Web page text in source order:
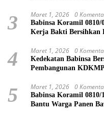
3 Maret 1, 2026 0
Babinsa Koramil 0810/
Kerja Bakti Bersihkan
4 Maret 1, 2026 0
Kedekatan Babinsa
Pembangunan
5 Maret 1, 2026 0
Babinsa Koramil 0810/
Bantu Warga Panen